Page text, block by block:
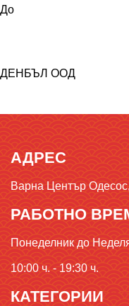
До
ДЕНБЪЛ ООД
АДРЕС
Варна Център
РАБОТНО
Понеделник до
10:00 ч. - 19:30 ч.
КАТЕГОРИИ